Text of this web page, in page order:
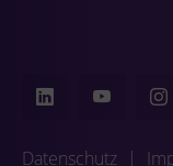
Datenschutz |